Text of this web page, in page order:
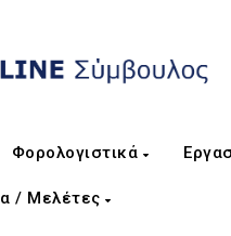
Φορολογιστικά
/ Μελέτες